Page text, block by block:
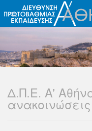
Δ.Π.Ε. Α'
ανακοινώσεις